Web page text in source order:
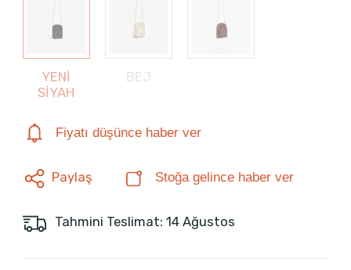
YENİ
SİYAH
BEJ
Fiyatı düşünce haber ver
Paylaş Stoğa gelince haber ver
Tahmini Teslimat: 14 Ağustos